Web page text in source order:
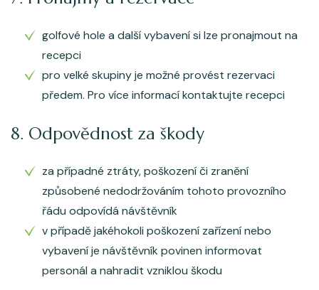
golfové hole a další vybavení si lze pronajmout na
recepci
pro velké skupiny je možné provést rezervaci
předem. Pro více informací kontaktujte recepci
8. Odpovědnost za škody
za případné ztráty, poškození či zranění
způsobené nedodržováním tohoto provozního
řádu odpovídá návštěvník
v případě jakéhokoli poškození zařízení nebo
vybavení je návštěvník povinen informovat
personál a nahradit vzniklou škodu